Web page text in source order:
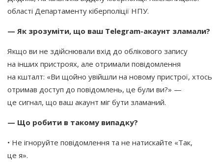
області Департаменту кіберполіції НПУ.
— Як зрозуміти, що ваш Telegram-акаунт зламали?
Якщо ви не здійснювали вхід до облікового запису
на інших пристроях, але отримали повідомлення
на кшталт: «Ви щойно увійшли на новому пристрої, хтось
отримав доступ до повідомлень, це були ви?» —
це сигнал, що ваш акаунт міг бути зламаний.
— Що робити в такому випадку?
• Не ігноруйте повідомлення та не натискайте «Так,
це я».